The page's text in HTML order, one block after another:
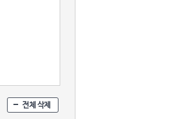
전체 삭제